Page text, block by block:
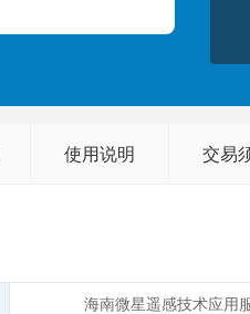
使用说明 交易
海南微星遥感技术应用